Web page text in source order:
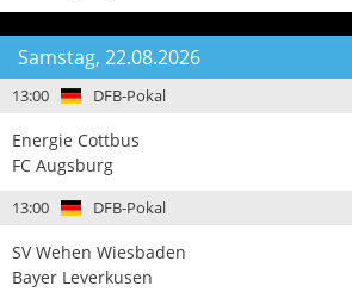
Samstag, 22.08.2026
13:00 DFB-Pokal
Energie Cottbus
FC Augsburg
13:00 DFB-Pokal
SV Wehen Wiesbaden
Bayer Leverkusen